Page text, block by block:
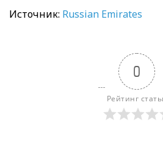
Источник: Russian Emirates
0
Рейтинг